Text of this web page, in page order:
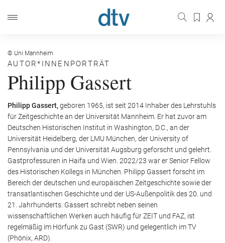
© Uni Mannheim
AUTOR*INNENPORTRÄT
Philipp Gassert
Philipp Gassert,geboren 1965, ist seit 2014 Inhaber des Lehr­stuhls
für Zeitgeschichte an der Universität Mannheim. Er hat zuvor am
Deutschen Historischen Institut in Washington, D.C., an der
Universität Heidelberg, der LMU München, der University of
Pennsylvania und der Universität Augsburg geforscht und gelehrt.
Gastprofessuren in Haifa und Wien. 2022/23 war er Senior Fellow
des Historischen Kollegs in München. Philipp Gassert forscht im
Bereich der deutschen und europäischen Zeitgeschichte sowie der
trans­atlanti­schen Geschichte und der US-Außen­politik des 20. und
21. Jahrhunderts. Gassert schreibt neben seinen
wissenschaftlichen Werken auch häufig für ZEIT und FAZ, ist
regelmäßig im Hörfunk zu Gast (SWR) und gelegentlich im TV
(Phönix, ARD).